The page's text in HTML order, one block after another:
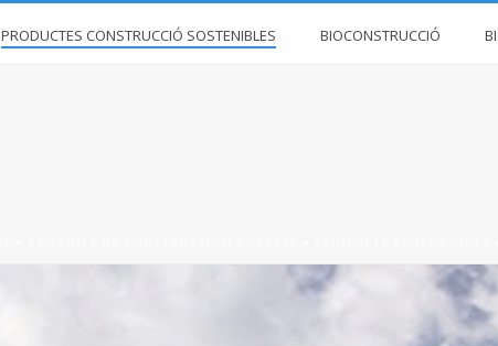
PRODUCTES CONSTRUCCIÓ SOSTENIBLES BIOCONSTRUCCIÓ